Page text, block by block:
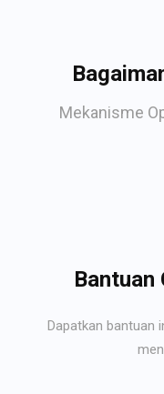
Mekanisme
Bantuan
Dapatkan bantuan